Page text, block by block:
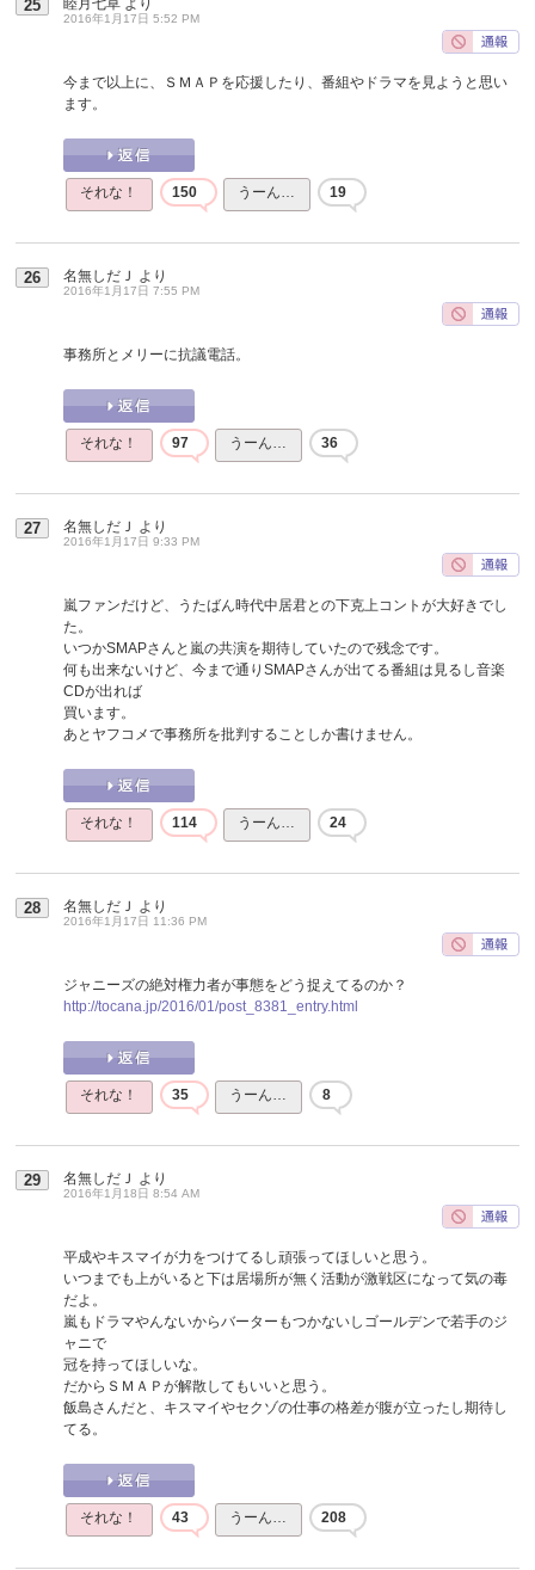
25
2016年1月17日 5:52 PM
今まで以上に、ＳＭＡＰを応援したり、番組やドラマを見ようと思い
ます。
それな！ 150 うーん… 19
26 名無しだＪ より
2016年1月17日 7:55 PM
事務所とメリーに抗議電話。
それな！ 97 うーん… 36
27 名無しだＪ より
2016年1月17日 9:33 PM
嵐ファンだけど、うたばん時代中居君との下克上コントが大好きでし
た。
いつかSMAPさんと嵐の共演を期待していたので残念です。
何も出来ないけど、今まで通りSMAPさんが出てる番組は見るし音楽
CDが出れば
買います。
あとヤフコメで事務所を批判することしか書けません。
それな！ 114 うーん… 24
28 名無しだＪ より
2016年1月17日 11:36 PM
ジャニーズの絶対権力者が事態をどう捉えてるのか？
http://tocana.jp/2016/01/post_8381_entry.html
それな！ 35 うーん… 8
29 名無しだＪ より
2016年1月18日 8:54 AM
平成やキスマイが力をつけてるし頑張ってほしいと思う。
いつまでも上がいると下は居場所が無く活動が激戦区になって気の毒
だよ。
嵐もドラマやんないからバーターもつかないしゴールデンで若手のジ
ャニで
冠を持ってほしいな。
だからＳＭＡＰが解散してもいいと思う。
飯島さんだと、キスマイやセクゾの仕事の格差が腹が立ったし期待し
てる。
それな！ 43 うーん… 208